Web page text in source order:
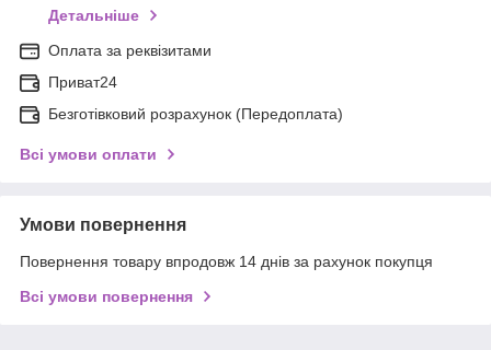
Детальніше
Оплата за реквізитами
Приват24
Безготівковий розрахунок (Передоплата)
Всі умови оплати
Умови повернення
Повернення товару впродовж 14 днів за рахунок покупця
Всі умови повернення